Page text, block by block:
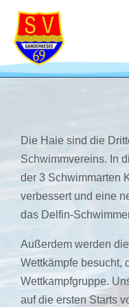
Zum
Inhalt
springen
Die Haie sind die
Schwimmvereins. In
der 3 Schwimmarten
verbessert und eine
das Delfin-
Außerdem werden
Wettkämpfe besucht,
Wettkampfgruppe.
auf die ersten Starts